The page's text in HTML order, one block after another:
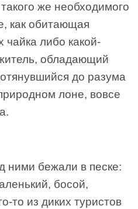
же необходимого
как обитающая
чайка либо какой-
обладающий
до разума
лоне, вовсе
ними бежали в песке:
босой,
то из диких туристов